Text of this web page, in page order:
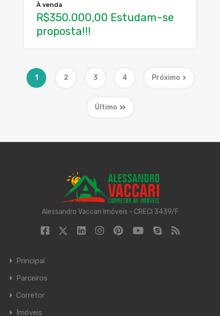
À venda
R$350.000,00 Estudam-se
proposta!!!
1 2 3 4 Próximo
Último
Alessandro Vaccari Imóveis - CRECI 3439/F
Principal
Parceiros
Corretor
Imóveis